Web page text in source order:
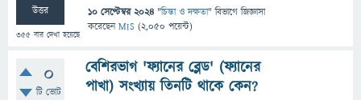
উত্তর
355 বার দেখা হয়েছে
10 সেপ্টেম্বর 2024 "চিন্তা ও দক্ষতা" বিভাগে জিজ্ঞাসা
করেছেনMIS (2,050 পয়েন্ট)
0
টি ভোট
বেশিরভাগ 'ফ্যানের ব্লেড' (ফ্যানের
পাখা) সংখ্যায় তিনটি থাকে কেন?